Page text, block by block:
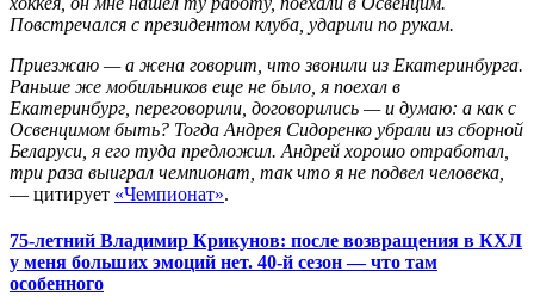
Повстречался с президентом клуба, ударили по рукам.
Приезжаю — а жена говорит, что звонили из Екатеринбурга.
Раньше же мобильников еще не было, я поехал в
Екатеринбург, переговорили, договорились — и думаю: а как с
Освенцимом быть? Тогда Андрея Сидоренко убрали из сборной
Беларуси, я его туда предложил. Андрей хорошо отработал,
три раза выиграл чемпионат, так что я не подвел человека,
— цитирует «Чемпионат».
75-летний Владимир Крикунов: после возвращения в КХЛ
у меня больших эмоций нет. 40-й сезон — что там
особенного